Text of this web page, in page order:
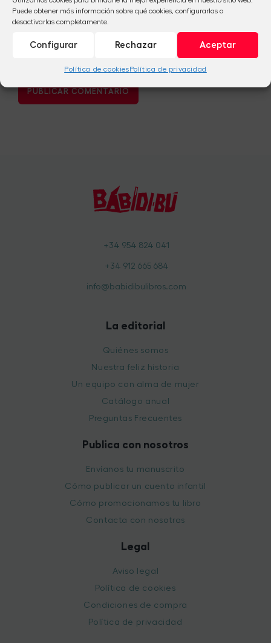
Puede obtener más información sobre qué cookies, configurarlas o
desactivarlas completamente.
Aceptar
Rechazar
Configurar
Política de cookiesPolítica de privacidad
+34 954 824 041
+34 912 665 684
info@babidibulibros.com
La editorial
Quiénes somos
Nuestra feliz historia
Un equipo con alma de mujer
Catálogo anual
Preguntas Frecuentes
Publica con nosotros
Envíanos tu manuscrito
Cómo publicar un cuento infantil
Cómo promocionamos tu libro
Contacta con nosotras
Legal
Aviso legal
Política de cookies
Condiciones de compra
Política de privacidad